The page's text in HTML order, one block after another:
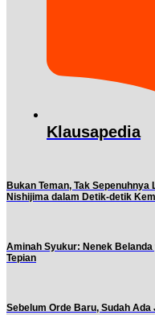
Klausapedia
Bukan Teman, Tak
Nishijima dalam Detik-detik
Aminah Syukur: Nenek
Tepian
Sebelum Orde Baru, Sudah